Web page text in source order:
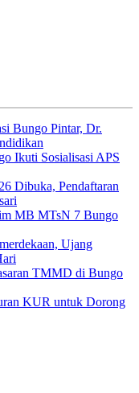
Bungo Pintar, Dr.
Ikuti Sosialisasi APS
Dibuka, Pendaftaran
MB MTsN 7 Bungo
Ujang
TMMD di Bungo
KUR untuk Dorong